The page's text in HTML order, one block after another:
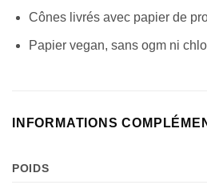
Cônes livrés avec papier de
Papier vegan, sans ogm ni
INFORMATIONS
POIDS